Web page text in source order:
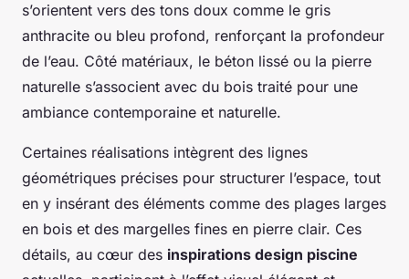
s’orientent vers des tons doux comme le gris
anthracite ou bleu profond, renforçant la profondeur
de l’eau. Côté matériaux, le béton lissé ou la pierre
naturelle s’associent avec du bois traité pour une
ambiance contemporaine et naturelle.
Certaines réalisations intègrent des lignes
géométriques précises pour structurer l’espace, tout
en y insérant des éléments comme des plages larges
en bois et des margelles fines en pierre clair. Ces
détails, au cœur des inspirations design piscine